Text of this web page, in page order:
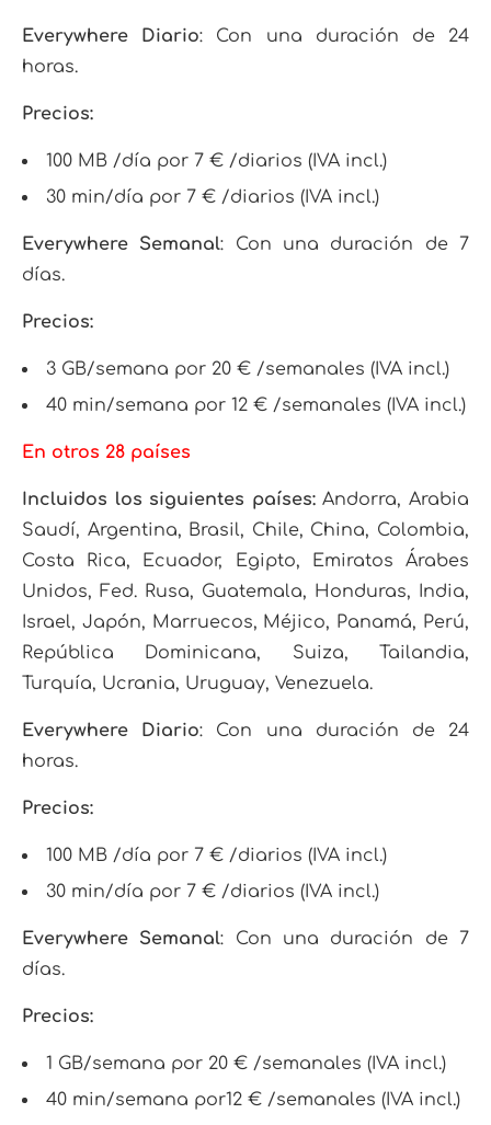
Everywhere Diario: Con una duración de 24
horas.
Precios:
100 MB /día por 7 € /diarios (IVA incl.)
30 min/día por 7 € /diarios (IVA incl.)
Everywhere Semanal: Con una duración de 7
días.
Precios:
3 GB/semana por 20 € /semanales (IVA incl.)
40 min/semana por 12 € /semanales (IVA incl.)
En otros 28 países
Incluidos los siguientes países:Andorra, Arabia
Saudí, Argentina, Brasil, Chile, China, Colombia,
Costa Rica, Ecuador, Egipto, Emiratos Árabes
Unidos, Fed. Rusa, Guatemala, Honduras, India,
Israel, Japón, Marruecos, Méjico, Panamá, Perú,
República Dominicana, Suiza, Tailandia,
Turquía, Ucrania, Uruguay, Venezuela.
Everywhere Diario: Con una duración de 24
horas.
Precios:
100 MB /día por 7 € /diarios (IVA incl.)
30 min/día por 7 € /diarios (IVA incl.)
Everywhere Semanal: Con una duración de 7
días.
Precios:
1 GB/semana por 20 € /semanales (IVA incl.)
40 min/semana por12 € /semanales (IVA incl.)